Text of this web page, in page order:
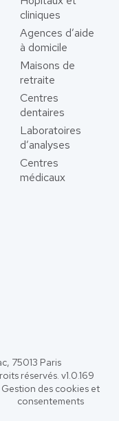
cliniques
Agences d’aide
à domicile
Maisons de
retraite
Centres
dentaires
Laboratoires
d’analyses
Centres
médicaux
75013 Paris
réservés. v1.0.169
Gestion des cookies et
consentements